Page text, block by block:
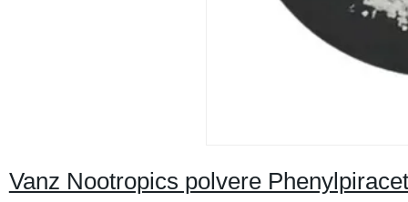
Vanz Nootropics polvere